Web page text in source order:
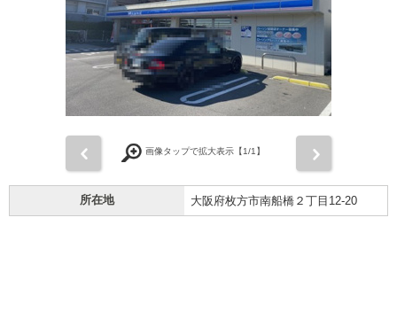
画像タップで拡大表示【1/1】
所在地 大阪府枚方市南船橋２丁目12-20